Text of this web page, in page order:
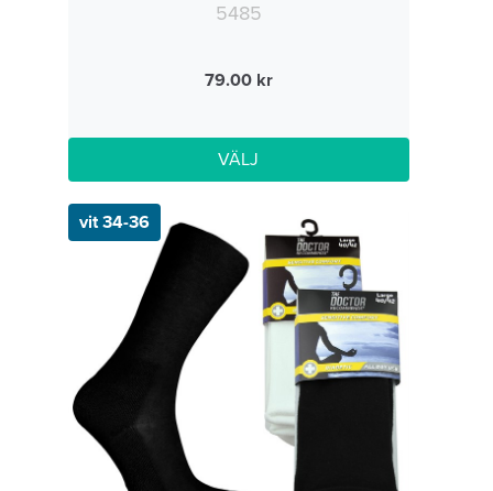
5485
79.00
VÄLJ
vit 34-36